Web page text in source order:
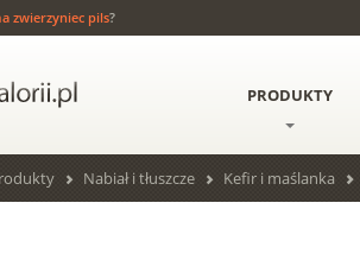
zwierzyniec pils?
PRODUKTY
Nabiał i tłuszcze Kefir i maślanka